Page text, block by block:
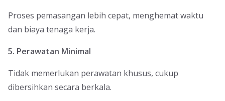
Proses pemasangan lebih cepat, menghemat waktu
dan biaya tenaga kerja.
5. Perawatan Minimal
Tidak memerlukan perawatan khusus, cukup
dibersihkan secara berkala.